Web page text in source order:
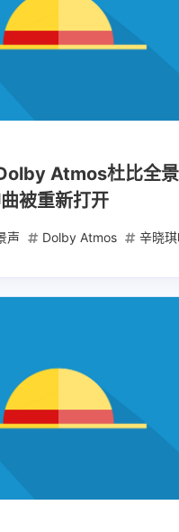
趣的领域
2025高考3
案写作2 ChatGPT实战1
1 1
必刷题
短视频爆款 稳定API
Atmos杜比全景
被重新打开
声 Dolby Atmos 辛晓琪